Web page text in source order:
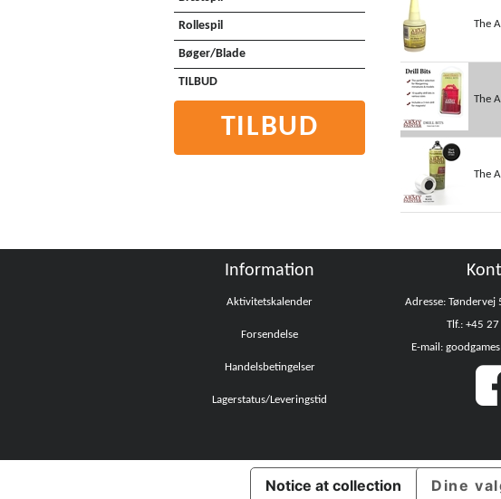
Rollespil
Bøger/Blade
TILBUD
TILBUD
The
The
The
Information
Aktivitetskalender
Forsendelse
Handelsbetingelser
Lagerstatus/Leveringstid
Adresse: Tøndervej
Tlf.: +45
E-mail:
Notice at collection Dine